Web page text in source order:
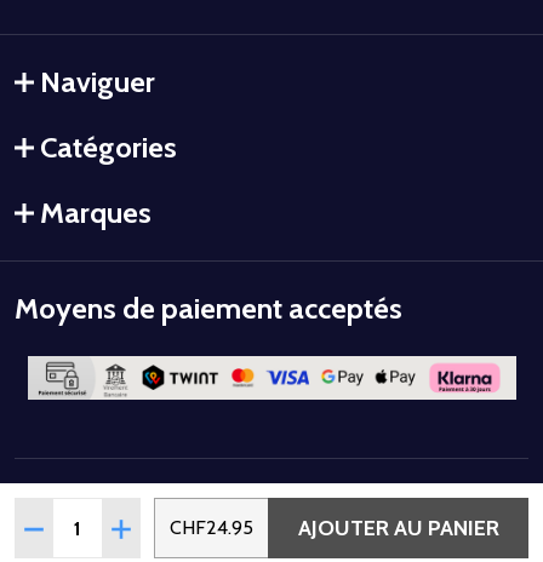
Quantité:
RÉDUIRE LA QUANTITÉ DE VERNIS SEMI-PERMANENT
AUGMENTER LA QUANTITÉ DE VERNIS SEMI-
CHF24.95 AJOUTER AU PANIER
Naviguer
Catégories
Marques
Moyens de paiement acceptés
Colorstyle.